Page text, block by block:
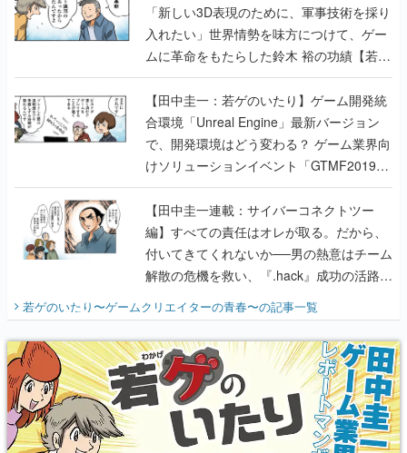
「新しい3D表現のために、軍事技術を採り
入れたい」世界情勢を味方につけて、ゲー
ムに革命をもたらした鈴木 裕の功績【若ゲ
のいたり】
【田中圭一：若ゲのいたり】ゲーム開発統
合環境「Unreal Engine」最新バージョン
で、開発環境はどう変わる？ ゲーム業界向
けソリューションイベント「GTMF2019」
に行って、より理解を深めよう【PR】
【田中圭一連載：サイバーコネクトツー
編】すべての責任はオレが取る。だから、
付いてきてくれないか──男の熱意はチーム
解散の危機を救い、『.hack』成功の活路を
『少年ジャンプ』色だった【若ゲのいた
り】
若ゲのいたり〜ゲームクリエイターの青春〜の記事一覧